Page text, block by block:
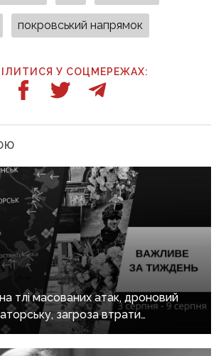
покровський напрямок
У СОЦМЕРЕЖАХ:
тлі масованих атак, дроновий
загроза втрати
та прощання з Олексієм Юковим: